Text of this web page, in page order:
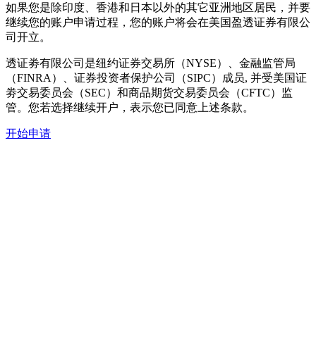
如果您是除印度、香港和日本以外的其它亚洲地区居民，并要
继续您的账户申请过程，您的账户将会在美国盈透证券有限公
司开立。
透证劵有限公司是纽约证券交易所（NYSE）、金融监管局
（FINRA）、证券投资者保护公司（SIPC）成员, 并受美国证
劵交易委员会（SEC）和商品期货交易委员会（CFTC）监
管。您若选择继续开户，表示您已同意上述条款。
开始申请